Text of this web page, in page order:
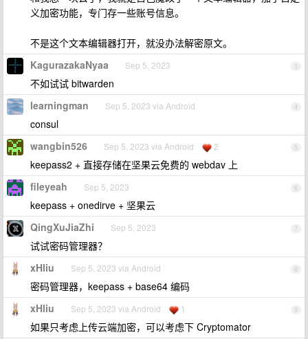
义加密功能，专门存一些账号信息。
不是这个文本编辑器打开，就没办法解密原文。
3
KagurazakaNyaa Sep 5, 2023
不如试试 bitwarden
4
learningman Sep 5, 2023 via Android
consul
5
wangbin526 Sep 5, 2023 via Android 2
keepass2 + 直接存储在坚果云免费的 webdav 上
6
fileyeah Sep 5, 2023
keepass + onedirve + 坚果云
7
QingXuJiaZhi Sep 5, 2023
试试密码管理器？
8
xHliu Sep 5, 2023 via Android
密码管理器，keepass + base64 编码
9
xHliu Sep 5, 2023 via Android 1
如果只考虑上传云端加密，可以考虑下 Cryptomator